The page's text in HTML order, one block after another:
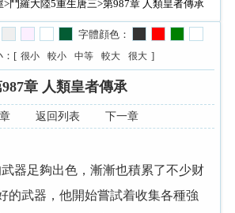
>鬥羅大陸5重生唐三>第987章 人類皇者傳承
字體顔色：
：[ 很小 較小 中等 較大 很大 ]
章 人類皇者傳承
返回列表 下一章
器足夠出色，漸漸也積累了不少财
的武器，他開始嘗試着收集各種強